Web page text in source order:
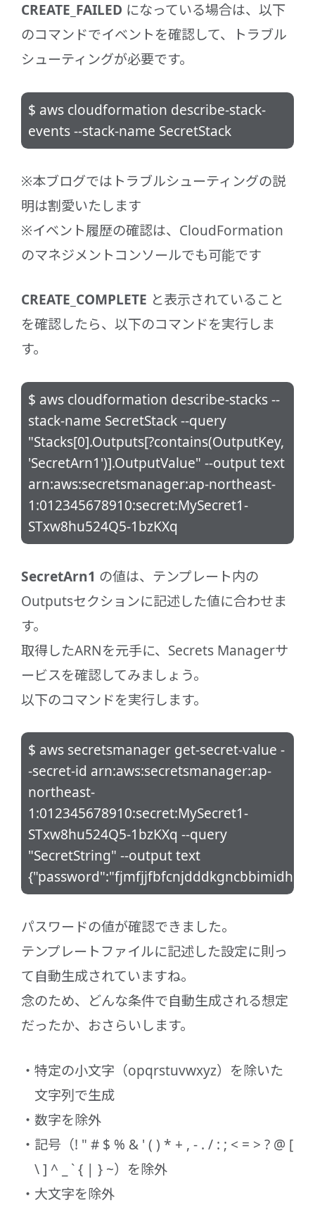
CREATE_FAILED になっている場合は、以下
のコマンドでイベントを確認して、トラブル
シューティングが必要です。
$ aws cloudformation describe-stack-
events --stack-name SecretStack
※本ブログではトラブルシューティングの説
明は割愛いたします
※イベント履歴の確認は、CloudFormation
のマネジメントコンソールでも可能です
CREATE_COMPLETE と表示されていること
を確認したら、以下のコマンドを実行しま
す。
$ aws cloudformation describe-stacks --
stack-name SecretStack --query
"Stacks[0].Outputs[?contains(OutputKey,
'SecretArn1')].OutputValue" --output text
arn:aws:secretsmanager:ap-northeast-
1:012345678910:secret:MySecret1-
STxw8hu524Q5-1bzKXq
SecretArn1 の値は、テンプレート内の
Outputsセクションに記述した値に合わせま
す。
取得したARNを元手に、Secrets Managerサ
ービスを確認してみましょう。
以下のコマンドを実行します。
$ aws secretsmanager get-secret-value -
-secret-id arn:aws:secretsmanager:ap-
northeast-
1:012345678910:secret:MySecret1-
STxw8hu524Q5-1bzKXq --query
"SecretString" --output text
パスワードの値が確認できました。
テンプレートファイルに記述した設定に則っ
て自動生成されていますね。
念のため、どんな条件で自動生成される想定
だったか、おさらいします。
特定の小文字（opqrstuvwxyz）を除いた
文字列で生成
数字を除外
記号（! " # $ % & ' ( ) * + , - . / : ; < = > ? @ [
\ ] ^ _ ` { | } ~）を除外
大文字を除外